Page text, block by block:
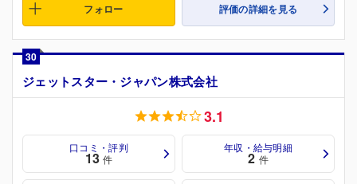
フォロー 評価の詳細を見る
30
ジェットスター・ジャパン株式会社
3.1
口コミ・評判
13 件
年収・給与明細
2 件